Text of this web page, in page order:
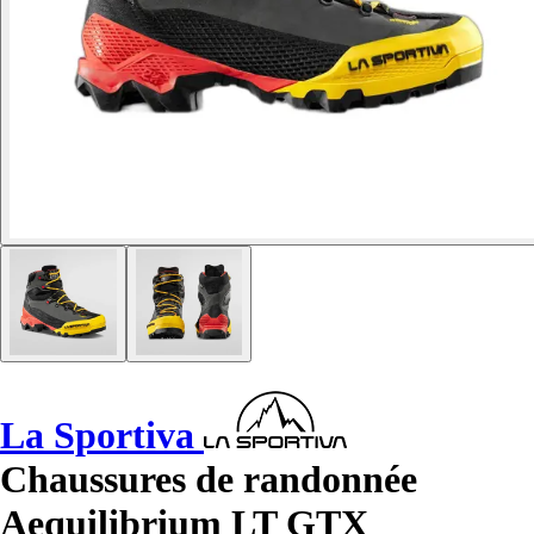
La Sportiva
Chaussures de randonnée
Aequilibrium LT GTX